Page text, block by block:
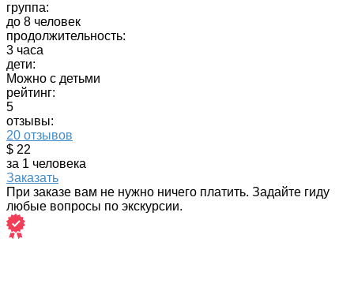
группа:
до 8 человек
продолжительность:
3 часа
дети:
Можно с детьми
рейтинг:
5
отзывы:
20 отзывов
$ 22
за 1 человека
Заказать
При заказе вам не нужно ничего платить. Задайте гиду
любые вопросы по экскурсии.